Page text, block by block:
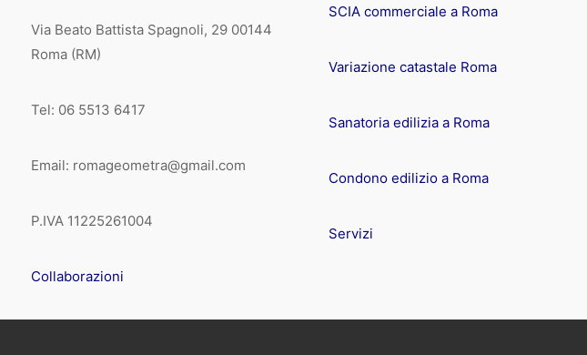
Via Beato Battista Spagnoli, 29 00144
Roma (RM)
Tel: 06 5513 6417
Email: romageometra@gmail.com
P.IVA 11225261004
Collaborazioni
SCIA commerciale a Roma
Variazione catastale Roma
Sanatoria edilizia a Roma
Condono edilizio a Roma
Servizi